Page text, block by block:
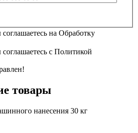
на Обработку
с Политикой
товары